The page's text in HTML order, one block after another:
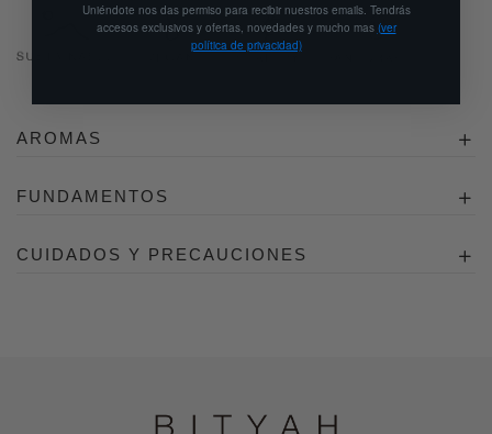
AROMAS
FUNDAMENTOS
CUIDADOS Y PRECAUCIONES
Uniéndote nos das permiso para recibir nuestros emails. Tendrás
accesos exclusivos y ofertas, novedades y mucho mas (ver
política de privacidad)